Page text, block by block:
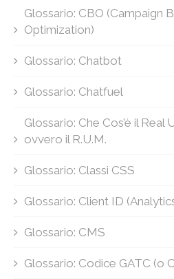
Glossario: CBO (Campaign
Optimization)
Glossario: Chatbot
Glossario: Chatfuel
Glossario: Che Cos’è il Real
ovvero il R.U.M.
Glossario: Classi CSS
Glossario: Client ID
Glossario: CMS
Glossario: Codice GATC (o